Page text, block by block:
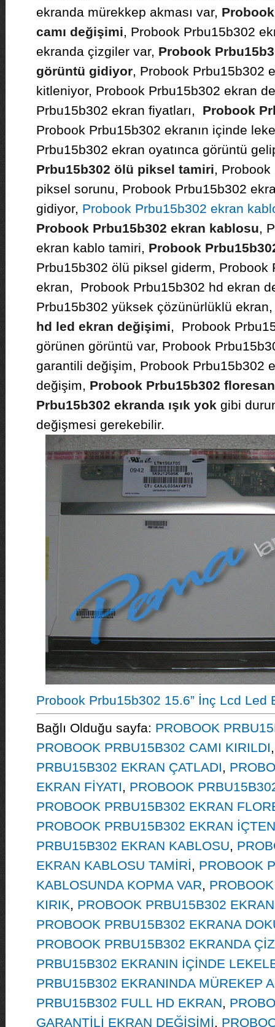
ekranda mürekkep akması var,
camı değişimi, Probook Prbu15b302
ekranda çizgiler var, Probook
görüntü gidiyor, Probook Prbu15b302
kitleniyor, Probook Prbu15b302 ekran
Prbu15b302 ekran fiyatları, Probook
Probook Prbu15b302 ekranın içinde
Prbu15b302 ekran oyatınca görüntü
Prbu15b302 ölü piksel tamiri,
piksel sorunu, Probook Prbu15b302
gidiyor, Probook Prbu15b302 ekran
Probook Prbu15b302 ekran kablosu,
ekran kablo tamiri, Probook
Prbu15b302 ölü piksel giderm, Probook
ekran, Probook Prbu15b302 hd ekran
Prbu15b302 yüksek çözünürlüklü
hd led ekran değişimi, Probook
görünen görüntü var, Probook
garantili değişim, Probook Prbu15b302
değişim, Probook Prbu15b302
Prbu15b302 ekranda ışık yok gibi
değişmesi gerekebilir.
Probook Prbu15b302 15.6” İnç Lcd Led
Bağlı Olduğu sayfa: PROBOOK
PROBOOK PRBU15B302 CAMI KIRILDI
PRBU15B302 EKRAN ÇATLADI,
EKRAN FİYATI, PROBOOK
PROBOOK PRBU15B302 EKRAN
PROBOOK PRBU15B302 EKRAN
PRBU15B302 EKRAN KABLOSU,
EKRAN KABLOSU TAMİRİ, PROBOOK
KABLOSUNDA KOPMA VAR,
KIRIK, PROBOOK PRBU15B302
PROBOOK PRBU15B302 EKRANA
PROBOOK PRBU15B302 EKRANDA
PRBU15B302 EKRANIN İÇİNDE
PRBU15B302 EKRANINDA MÜREKEP
PRBU15B302 FULL HD EKRAN,
GARANTİLİ EKRAN DEĞİŞİMİ,